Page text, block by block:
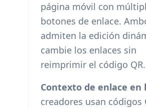
página móvil con
botones de enlace.
admiten la edición
cambie los enlaces sin
reimprimir el código QR.
Contexto de enlace en
creadores usan códigos